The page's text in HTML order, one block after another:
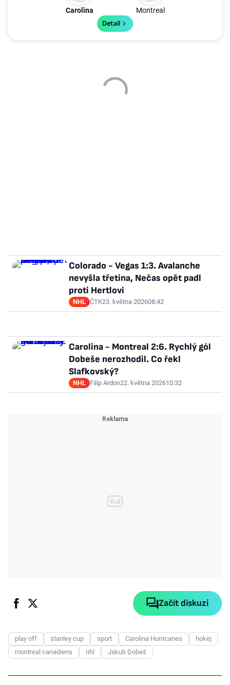
Carolina Montreal
Detail
Colorado - Vegas 1:3. Avalanche
nevyšla třetina, Nečas opět padl
proti Hertlovi
NHL ČTK23. května 202608:42
Carolina - Montreal 2:6. Rychlý gól
Dobeše nerozhodil. Co řekl
Slafkovský?
NHL Filip Ardon22. května 202610:32
Začít diskuzi
play off stanley cup sport Carolina Hurricanes
hokej
montreal canadiens
nhl Jakub Dobeš